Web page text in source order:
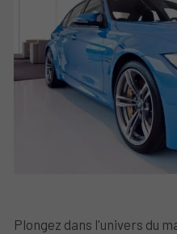
Plongez dans l'univers du